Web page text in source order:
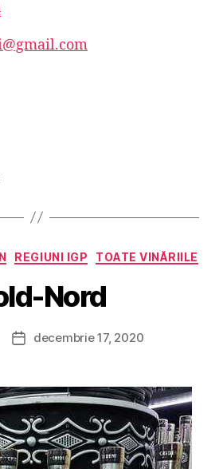
Categorii
REGIUNI IGP TOATE VINĂRIILE
Nord
Datădecembrie 17, 2020